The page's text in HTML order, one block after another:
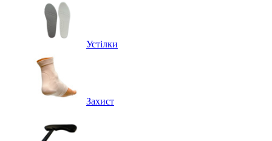
Устілки
Захист